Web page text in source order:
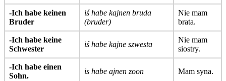
-Ich habe keinen
Bruder
iś habe kajnen bruda
(bruder)
Nie mam
brata.
-Ich habe keine
Schwester
iś habe kajne szwesta
Nie mam
siostry.
-Ich habe einen
Sohn.
is habe ajnen zoon Mam syna.